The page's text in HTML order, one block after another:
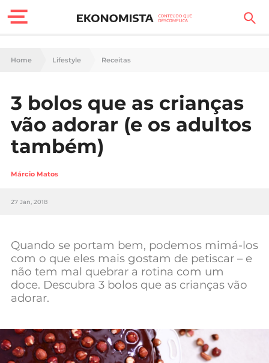
Finanças Pessoais
Carreira
Casa
Lifestyle
Sociedade
Negócios
Mundial 2026
Home Lifestyle Receitas
3 bolos que as crianças
vão adorar (e os adultos
também)
Márcio Matos
27 Jan, 2018
Quando se portam bem, podemos mimá-los
com o que eles mais gostam de petiscar – e
não tem mal quebrar a rotina com um
doce. Descubra 3 bolos que as crianças vão
adorar.